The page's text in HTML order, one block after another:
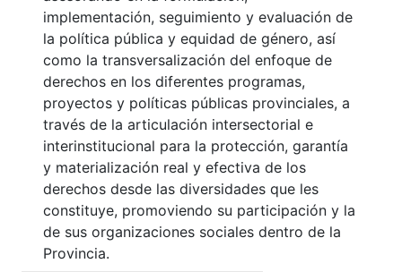
implementación, seguimiento y evaluación de
la política pública y equidad de género, así
como la transversalización del enfoque de
derechos en los diferentes programas,
proyectos y políticas públicas provinciales, a
través de la articulación intersectorial e
interinstitucional para la protección, garantía
y materialización real y efectiva de los
derechos desde las diversidades que les
constituye, promoviendo su participación y la
de sus organizaciones sociales dentro de la
Provincia.